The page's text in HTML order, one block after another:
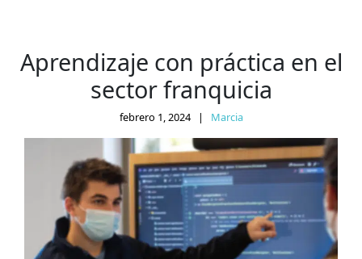
Aprendizaje con práctica en el
sector franquicia
febrero 1, 2024 | Marcia